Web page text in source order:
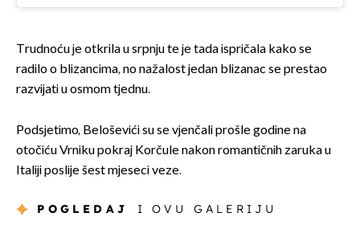
Trudnoću je otkrila u srpnju te je tada ispričala kako se
radilo o blizancima, no nažalost jedan blizanac se prestao
razvijati u osmom tjednu.
Podsjetimo, Beloševići su se vjenčali prošle godine na
otočiću Vrniku pokraj Korčule nakon romantičnih zaruka u
Italiji poslije šest mjeseci veze.
POGLEDAJ I OVU GALERIJU